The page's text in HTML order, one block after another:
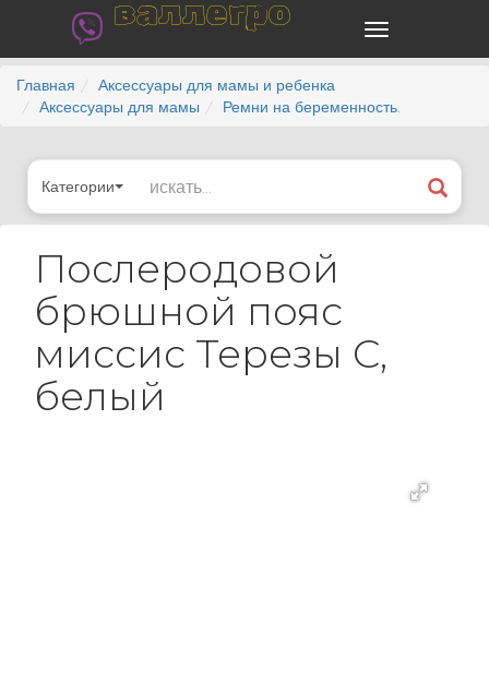
валлегро
Главная
Аксессуары для мамы и ребенка
Аксессуары для мамы
Ремни на беременность.
Категории
Послеродовой
брюшной пояс
миссис Терезы С,
белый